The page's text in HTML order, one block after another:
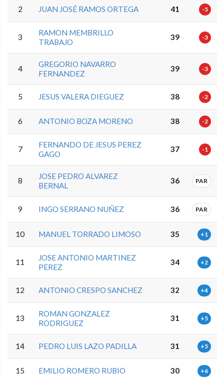
2 JUAN JOSÉ RAMOS ORTEGA 41 -5
3
RAMON MEMBRILLO
TRABAJO
39 -3
4
GREGORIO NAVARRO
FERNANDEZ
39 -3
5 JESUS VALERA DIEGUEZ 38 -2
6 ANTONIO BOZA MORENO 38 -2
7
FERNANDO DE JESUS PEREZ
GAGO
37 -1
8
JOSE PEDRO ALVAREZ
BERNAL
36 PAR
9 INGO SERRANO NUÑEZ 36 PAR
10 MANUEL TORRADO LIMOSO 35 +1
11
JOSE ANTONIO MARTINEZ
PEREZ
34 +2
12 ANTONIO CRESPO SANCHEZ 32 +4
13
ROMAN GONZALEZ
RODRIGUEZ
31 +5
14 PEDRO LUIS LAZO PADILLA 31 +5
15 EMILIO ROMERO RUBIO 30 +6